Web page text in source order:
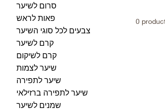
סרום לשיער
פאות לראש
צבעים לכל סוגי השיער
קרם לשיער
קרם לשיקום
שיער לצמות
שיער לתפירה
שיער לתפירה ברזילאי
שמנים לשיער
0